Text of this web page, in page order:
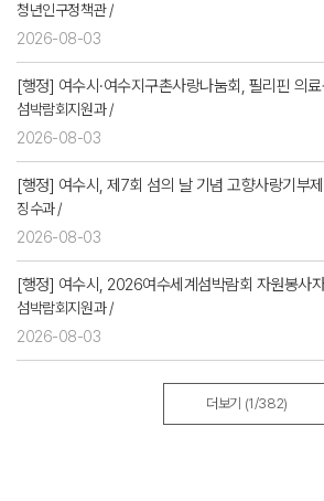
청년인구정책관 /
2026-08-03
[행정] 여수시·여수지구촌사랑나눔회, 필리핀 의
섬박람회지원과 /
2026-08-03
[행정] 여수시, 제7회 섬의 날 기념 고향사랑기부
징수과 /
2026-08-03
[행정] 여수시, 2026여수세계섬박람회 자원봉사자
섬박람회지원과 /
2026-08-03
더보기 (1/382)